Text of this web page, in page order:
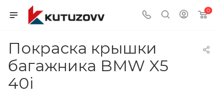
0
Покраска крышки
багажника BMW X5
40i